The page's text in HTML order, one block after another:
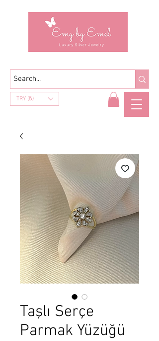
TRY (₺)
Taşlı Serçe
Parmak Yüzüğü